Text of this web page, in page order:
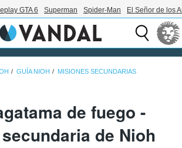
GTA 6 Superman Spider-Man El Señor de los
GUÍA NIOH MISIONES SECUNDARIAS
de fuego -
de Nioh